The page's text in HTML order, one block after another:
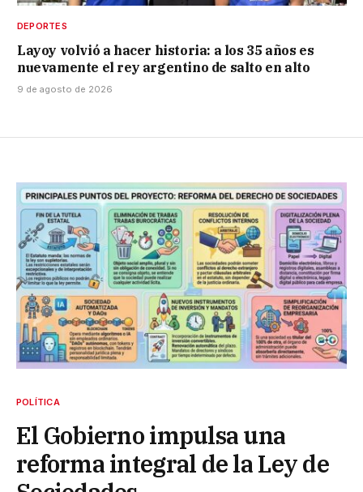
DEPORTES
Layoy volvió a hacer historia: a los 35 años es
nuevamente el rey argentino de salto en alto
9 de agosto de 2026
POLÍTICA
El Gobierno impulsa una
reforma integral de la Ley de